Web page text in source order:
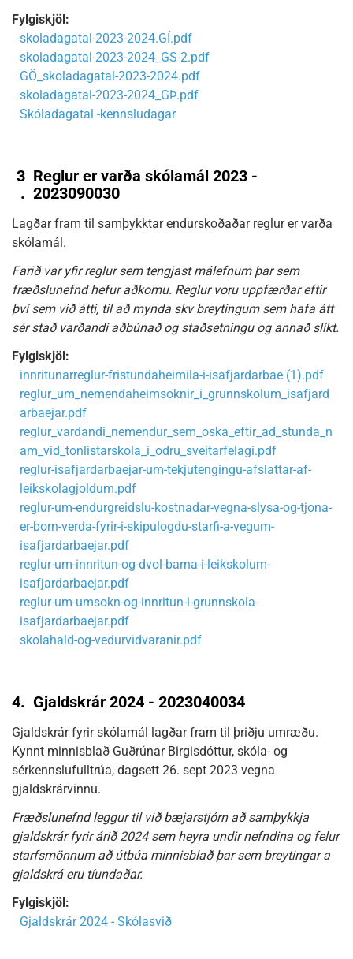
Fylgiskjöl:
skoladagatal-2023-2024.GÍ.pdf
skoladagatal-2023-2024_GS-2.pdf
GÖ_skoladagatal-2023-2024.pdf
skoladagatal-2023-2024_GÞ.pdf
Skóladagatal -kennsludagar
3
.
Reglur er varða skólamál 2023 -
2023090030
Lagðar fram til samþykktar endurskoðaðar reglur er varða
skólamál.
Farið var yfir reglur sem tengjast málefnum þar sem
fræðslunefnd hefur aðkomu. Reglur voru uppfærðar eftir
því sem við átti, til að mynda skv breytingum sem hafa átt
sér stað varðandi aðbúnað og staðsetningu og annað slíkt.
Fylgiskjöl:
innritunarreglur-fristundaheimila-i-isafjardarbae (1).pdf
reglur_um_nemendaheimsoknir_i_grunnskolum_isafjard
arbaejar.pdf
reglur_vardandi_nemendur_sem_oska_eftir_ad_stunda_n
am_vid_tonlistarskola_i_odru_sveitarfelagi.pdf
reglur-isafjardarbaejar-um-tekjutengingu-afslattar-af-
leikskolagjoldum.pdf
reglur-um-endurgreidslu-kostnadar-vegna-slysa-og-tjona-
er-born-verda-fyrir-i-skipulogdu-starfi-a-vegum-
isafjardarbaejar.pdf
reglur-um-innritun-og-dvol-barna-i-leikskolum-
isafjardarbaejar.pdf
reglur-um-umsokn-og-innritun-i-grunnskola-
isafjardarbaejar.pdf
skolahald-og-vedurvidvaranir.pdf
4. Gjaldskrár 2024 - 2023040034
Gjaldskrár fyrir skólamál lagðar fram til þriðju umræðu.
Kynnt minnisblað Guðrúnar Birgisdóttur, skóla- og
sérkennslufulltrúa, dagsett 26. sept 2023 vegna
gjaldskrárvinnu.
Fræðslunefnd leggur til við bæjarstjórn að samþykkja
gjaldskrár fyrir árið 2024 sem heyra undir nefndina og felur
starfsmönnum að útbúa minnisblað þar sem breytingar a
gjaldskrá eru tíundaðar.
Fylgiskjöl:
Gjaldskrár 2024 - Skólasvið